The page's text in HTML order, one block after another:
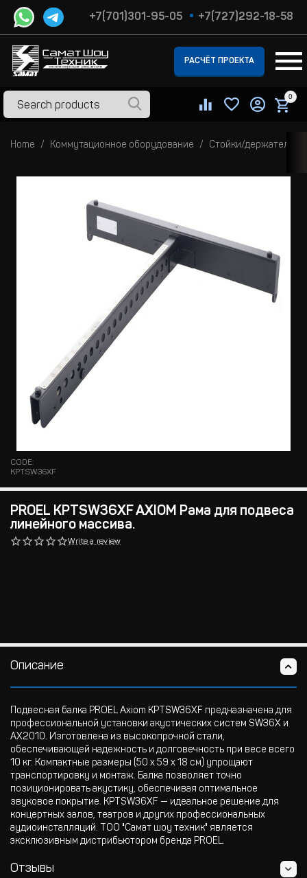
+7(701)301-95-05 +7(727)292-18-58
РАСЧЁТ ПРОЕКТА
0
Home Коммутационное оборудование Стойки/держатели
CODE:
KPTSW36XF
PROEL KPTSW36XF AXIOM Рама для подвеса
линейного массива.
Write a review
Описание
Подвесная балка PROEL Axiom KPTSW36XF предназначена для
профессиональной установки акустических систем SW36X и
AX2010. Изготовлена из высокопрочной стали,
обеспечивающей надежность и долговечность при весе всего
10 кг. Компактные размеры (50 x 59 x 18 см) упрощают
транспортировку и монтаж. Балка позволяет точно
позиционировать акустику, обеспечивая оптимальное
звуковое покрытие. KPTSW36XF — идеальное решение для
концертных залов, театров и других профессиональных
аудиоинсталляций. ТОО "Самат шоу техник" является
эксклюзивным дистрибьютором бренда PROEL.
Отзывы